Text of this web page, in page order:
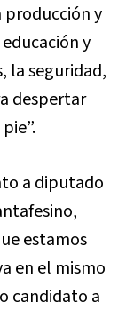
producción y
y
la seguridad,
despertar
a diputado
estamos
en el mismo
candidato a